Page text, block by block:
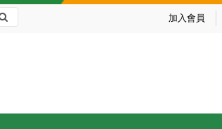
加入會員